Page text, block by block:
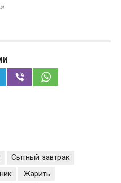
Сытный завтрак
Жарить